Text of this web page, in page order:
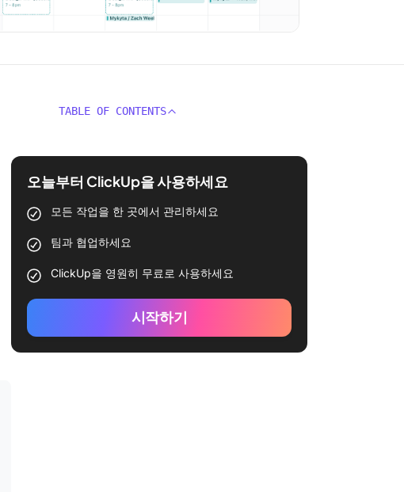
TABLE OF CONTENTS
오늘부터 ClickUp을 사용하세요
모든 작업을 한 곳에서 관리하세요
팀과 협업하세요
ClickUp을 영원히 무료로 사용하세요
시작하기